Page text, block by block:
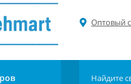
Оптовый